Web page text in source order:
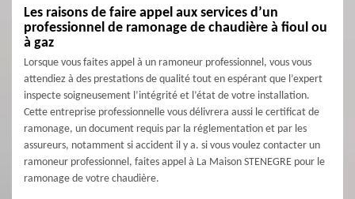
Les raisons de faire appel aux services d’un
professionnel de ramonage de chaudière à fioul ou
à gaz
Lorsque vous faites appel à un ramoneur professionnel, vous vous
attendiez à des prestations de qualité tout en espérant que l’expert
inspecte soigneusement l’intégrité et l’état de votre installation.
Cette entreprise professionnelle vous délivrera aussi le certificat de
ramonage, un document requis par la réglementation et par les
assureurs, notamment si accident il y a. si vous voulez contacter un
ramoneur professionnel, faites appel à La Maison STENEGRE pour le
ramonage de votre chaudière.